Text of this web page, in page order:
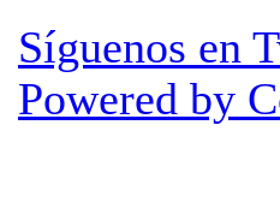
Síguenos en
Powered by